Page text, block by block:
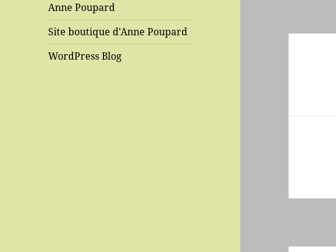
Anne Poupard
Site boutique d'Anne Poupard
WordPress Blog